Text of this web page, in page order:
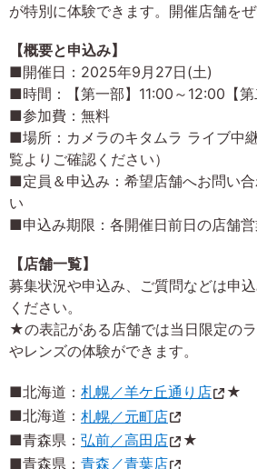
が特別に体験できます。開催店舗をぜ
【概要と申込み】
■開催日：2025年9月27日(土)
■時間：【第一部】11:00～12:00【
■参加費：無料
■場所：カメラのキタムラ ライブ中
覧よりご確認ください）
■定員＆申込み：希望店舗へお問い
い
■申込み期限：各開催日前日の店舗
【店舗一覧】
募集状況や申込み、ご質問などは申
ください。
★の表記がある店舗では当日限定の
やレンズの体験ができます。
■北海道： 札幌／羊ケ丘通り店
★
■北海道： 札幌／元町店
■青森県： 弘前／高田店
★
■青森県： 青森／青葉店